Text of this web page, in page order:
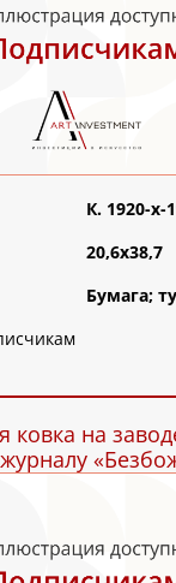
К. 1920-х-
20,6х38,7
Бумага;
ковка на